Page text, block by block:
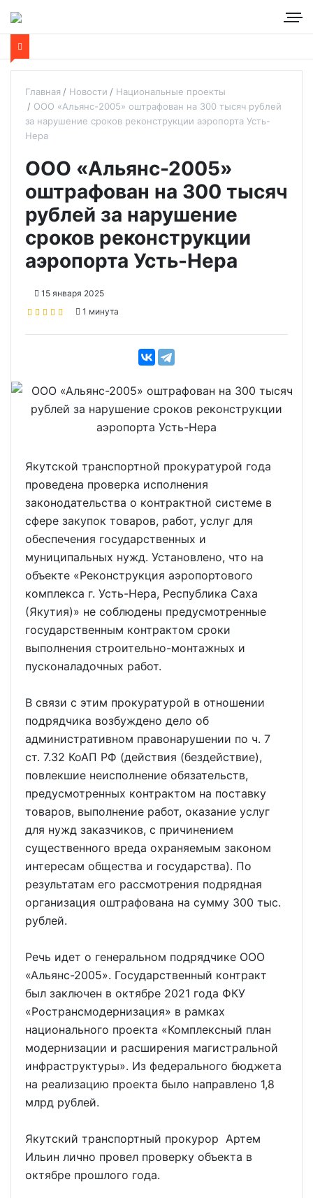
Главная Новости
Национальные проекты
ООО «Альянс-2005» оштрафован на 300 тысяч рублей
за нарушение сроков реконструкции аэропорта Усть-
Нера
ООО «Альянс-2005»
оштрафован на 300 тысяч
рублей за нарушение
сроков реконструкции
аэропорта Усть-Нера
15 января 2025
1 минута
Якутской транспортной прокуратурой года
проведена проверка исполнения
законодательства о контрактной системе в
сфере закупок товаров, работ, услуг для
обеспечения государственных и
муниципальных нужд. Установлено, что на
объекте «Реконструкция аэропортового
комплекса г. Усть-Нера, Республика Саха
(Якутия)» не соблюдены предусмотренные
государственным контрактом сроки
выполнения строительно-монтажных и
пусконаладочных работ.
В связи с этим прокуратурой в отношении
подрядчика возбуждено дело об
административном правонарушении по ч. 7
ст. 7.32 КоАП РФ (действия (бездействие),
повлекшие неисполнение обязательств,
предусмотренных контрактом на поставку
товаров, выполнение работ, оказание услуг
для нужд заказчиков, с причинением
существенного вреда охраняемым законом
интересам общества и государства). По
результатам его рассмотрения подрядная
организация оштрафована на сумму 300 тыс.
рублей.
Речь идет о генеральном подрядчике ООО
«Альянс-2005». Государственный контракт
был заключен в октябре 2021 года ФКУ
«Ространсмодернизация» в рамках
национального проекта «Комплексный план
модернизации и расширения магистральной
инфраструктуры». Из федерального бюджета
на реализацию проекта было направлено 1,8
млрд рублей.
Якутский транспортный прокурор Артем
Ильин лично провел проверку объекта в
октябре прошлого года.